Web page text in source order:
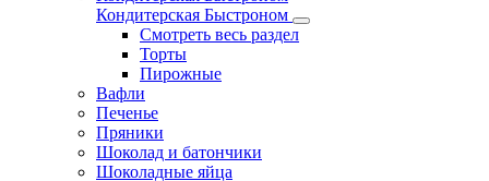
Кондитерская Быстроном
Смотреть весь раздел
Торты
Пирожные
Вафли
Печенье
Пряники
Шоколад и батончики
Шоколадные яйца